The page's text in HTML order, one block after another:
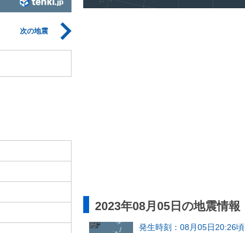
次の地震
2023年08月05日の地震情報
発生時刻：08月05日20:26頃